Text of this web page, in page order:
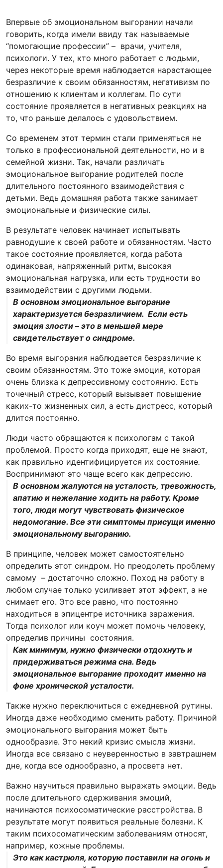
Впервые об эмоциональном выгорании начали
говорить, когда имели ввиду так называемые
“помогающие профессии” – врачи, учителя,
психологи. У тех, кто много работает с людьми,
через некоторые время наблюдается нарастающее
безразличие к своим обязанностям, негативизм по
отношению к клиентам и коллегам. По сути
состояние проявляется в негативных реакциях на
то, что раньше делалось с удовольствием.
Со временем этот термин стали применяться не
только в профессиональной деятельности, но и в
семейной жизни. Так, начали различать
эмоциональное выгорание родителей после
длительного постоянного взаимодействия с
детьми. Ведь домашняя работа также занимает
эмоциональные и физические силы.
В результате человек начинает испытывать
равнодушие к своей работе и обязанностям. Часто
такое состояние проявляется, когда работа
одинаковая, напряженный ритм, высокая
эмоциональная нагрузка, или есть трудности во
взаимодействии с другими людьми.
В основном эмоциональное выгорание
характеризуется безразличием. Если есть
эмоция злости – это в меньшей мере
свидетельствует о синдроме.
Во время выгорания наблюдается безразличие к
своим обязанностям. Это тоже эмоция, которая
очень близка к депрессивному состоянию. Есть
точечный стресс, который вызывает повышение
каких-то жизненных сил, а есть дистресс, который
длится постоянно.
Люди часто обращаются к психологам с такой
проблемой. Просто когда приходят, еще не знают,
как правильно идентифицируется их состояние.
Воспринимают это чаще всего как депрессию.
В основном жалуются на усталость, тревожность,
апатию и нежелание ходить на работу. Кроме
того, люди могут чувствовать физическое
недомогание. Все эти симптомы присущи именно
эмоциональному выгоранию.
В принципе, человек может самостоятельно
определить этот синдром. Но преодолеть проблему
самому – достаточно сложно. Поход на работу в
любом случае только усиливает этот эффект, а не
снимает его. Это все равно, что постоянно
находиться в эпицентре источника заражения.
Тогда психолог или коуч может помочь человеку,
определив причины состояния.
Как минимум, нужно физически отдохнуть и
придерживаться режима сна. Ведь
эмоциональное выгорание проходит именно на
фоне хронической усталости.
Также нужно переключиться с ежедневной рутины.
Иногда даже необходимо сменить работу. Причиной
эмоционального выгорания может быть
однообразие. Это некий кризис смысла жизни.
Иногда все связано с неуверенностью в завтрашнем
дне, когда все однообразно, а просвета нет.
Важно научиться правильно выражать эмоции. Ведь
после длительного сдерживания эмоций,
начинаются психосоматические расстройства. В
результате могут появиться реальные болезни. К
таким психосоматическим заболеваниям относят,
например, кожные проблемы.
Это как кастрюля, которую поставили на огонь и